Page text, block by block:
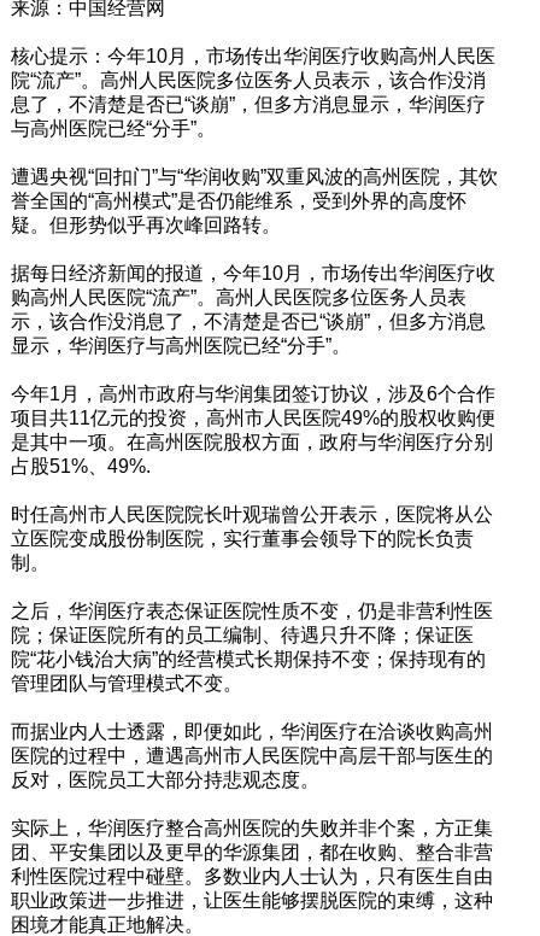
来源：中国经营网
核心提示：今年10月，市场传出华润医疗收购高州人民医
院“流产”。高州人民医院多位医务人员表示，该合作没消
息了，不清楚是否已“谈崩”，但多方消息显示，华润医疗
与高州医院已经“分手”。
遭遇央视“回扣门”与“华润收购”双重风波的高州医院，其饮
誉全国的“高州模式”是否仍能维系，受到外界的高度怀
疑。但形势似乎再次峰回路转。
据每日经济新闻的报道，今年10月，市场传出华润医疗收
购高州人民医院“流产”。高州人民医院多位医务人员表
示，该合作没消息了，不清楚是否已“谈崩”，但多方消息
显示，华润医疗与高州医院已经“分手”。
今年1月，高州市政府与华润集团签订协议，涉及6个合作
项目共11亿元的投资，高州市人民医院49%的股权收购便
是其中一项。在高州医院股权方面，政府与华润医疗分别
占股51%、49%.
时任高州市人民医院院长叶观瑞曾公开表示，医院将从公
立医院变成股份制医院，实行董事会领导下的院长负责
制。
之后，华润医疗表态保证医院性质不变，仍是非营利性医
院；保证医院所有的员工编制、待遇只升不降；保证医
院“花小钱治大病”的经营模式长期保持不变；保持现有的
管理团队与管理模式不变。
而据业内人士透露，即便如此，华润医疗在洽谈收购高州
医院的过程中，遭遇高州市人民医院中高层干部与医生的
反对，医院员工大部分持悲观态度。
实际上，华润医疗整合高州医院的失败并非个案，方正集
团、平安集团以及更早的华源集团，都在收购、整合非营
利性医院过程中碰壁。多数业内人士认为，只有医生自由
职业政策进一步推进，让医生能够摆脱医院的束缚，这种
困境才能真正地解决。